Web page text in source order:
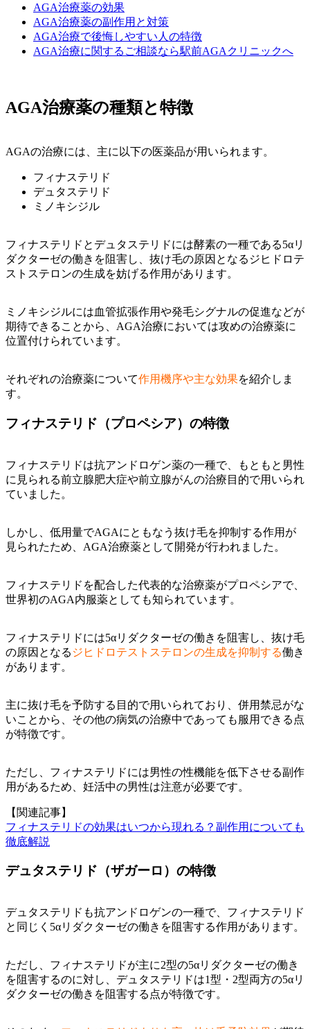
AGA治療薬の効果
AGA治療薬の副作用と対策
AGA治療で後悔しやすい人の特徴
AGA治療に関するご相談なら駅前AGAクリニックへ
AGA治療薬の種類と特徴
AGAの治療には、主に以下の医薬品が用いられます。
フィナステリド
デュタステリド
ミノキシジル
フィナステリドとデュタステリドには酵素の一種である5αリ
ダクターゼの働きを阻害し、抜け毛の原因となるジヒドロテ
ストステロンの生成を妨げる作用があります。
ミノキシジルには血管拡張作用や発毛シグナルの促進などが
期待できることから、AGA治療においては攻めの治療薬に
位置付けられています。
それぞれの治療薬について作用機序や主な効果を紹介しま
す。
フィナステリド（プロペシア）の特徴
フィナステリドは抗アンドロゲン薬の一種で、もともと男性
に見られる前立腺肥大症や前立腺がんの治療目的で用いられ
ていました。
しかし、低用量でAGAにともなう抜け毛を抑制する作用が
見られたため、AGA治療薬として開発が行われました。
フィナステリドを配合した代表的な治療薬がプロペシアで、
世界初のAGA内服薬としても知られています。
フィナステリドには5αリダクターゼの働きを阻害し、抜け毛
の原因となる ジヒドロテストステロンの生成を抑制する働き
があります。
主に抜け毛を予防する目的で用いられており、併用禁忌がな
いことから、その他の病気の治療中であっても服用できる点
が特徴です。
ただし、フィナステリドには男性の性機能を低下させる副作
用があるため、妊活中の男性は注意が必要です。
【関連記事】
フィナステリドの効果はいつから現れる？副作用についても
徹底解説
デュタステリド（ザガーロ）の特徴
デュタステリドも抗アンドロゲンの一種で、フィナステリド
と同じく5αリダクターゼの働きを阻害する作用があります。
ただし、フィナステリドが主に2型の5αリダクターゼの働き
を阻害するのに対し、デュタステリドは1型・2型両方の5αリ
ダクターゼの働きを阻害する点が特徴です。